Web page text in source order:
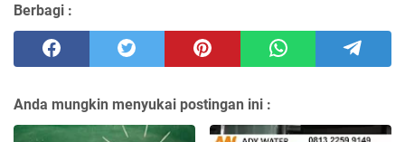
Berbagi :
Anda mungkin menyukai postingan ini :